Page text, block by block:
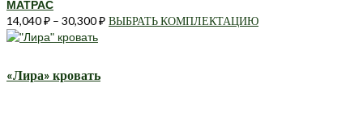
МАТРАС
14,040₽ – 30,300₽ ВЫБРАТЬ КОМПЛЕКТАЦИЮЭтот
«Лира» кровать